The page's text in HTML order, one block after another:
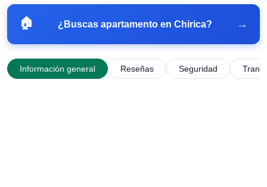
🏠 ¿Buscas apartamento en Chirica? →
Información general Reseñas Seguridad